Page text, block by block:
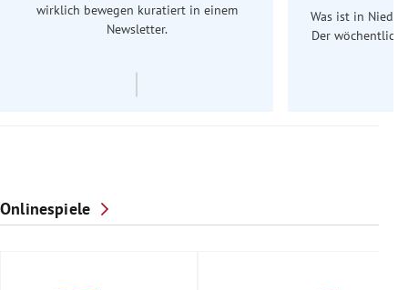
wirklich bewegen kuratiert in einem
Newsletter.
Was ist in
Der
Onlinespiele